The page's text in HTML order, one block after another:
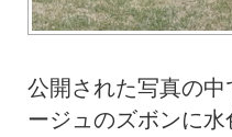
公開された写真の
ージュのズボンに